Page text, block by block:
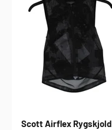
Scott Airflex Rygskjold